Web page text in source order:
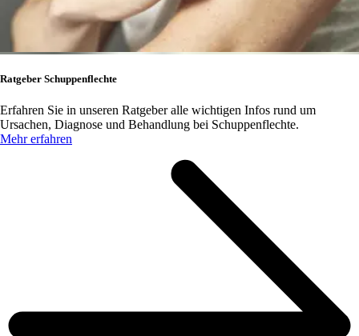
Ratgeber Schuppenflechte
Erfahren Sie in unseren Ratgeber alle wichtigen Infos rund um
Ursachen, Diagnose und Behandlung bei Schuppenflechte.
Mehr erfahren